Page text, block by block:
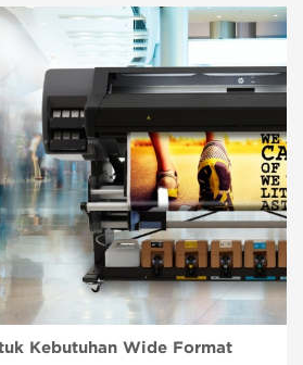
Kebutuhan Wide Format